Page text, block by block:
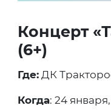
Концерт
(6+)
Где: ДК
Когда: 24